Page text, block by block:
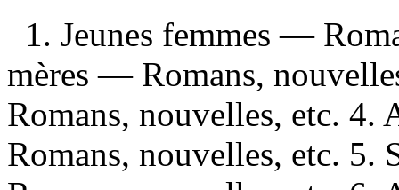
1. Jeunes femmes —
mères — Romans,
Romans, nouvelles, etc.
Romans, nouvelles, etc.